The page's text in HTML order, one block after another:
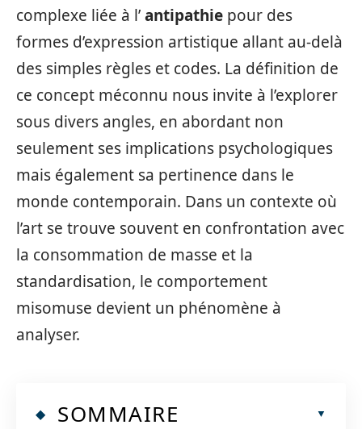
complexe liée à l’antipathie pour des
formes d’expression artistique allant au-delà
des simples règles et codes. La définition de
ce concept méconnu nous invite à l’explorer
sous divers angles, en abordant non
seulement ses implications psychologiques
mais également sa pertinence dans le
monde contemporain. Dans un contexte où
l’art se trouve souvent en confrontation avec
la consommation de masse et la
standardisation, le comportement
misomuse devient un phénomène à
analyser.
SOMMAIRE